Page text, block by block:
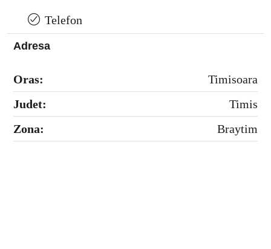
Telefon
Adresa
Oras:
Timisoara
Judet:
Timis
Zona:
Braytim